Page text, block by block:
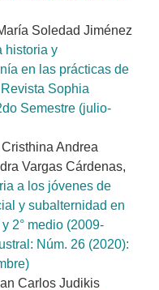
Soledad Jiménez
historia y
en las prácticas de
Revista Sophia
Semestre (julio-
Andrea
Vargas Cárdenas,
a los jóvenes de
y subalternidad en
2° medio (2009-
Núm. 26 (2020):
Carlos Judikis